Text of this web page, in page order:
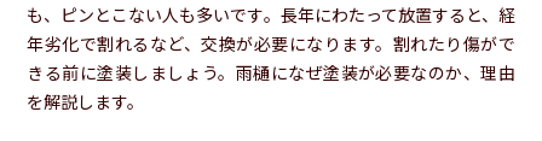
も、ピンとこない人も多いです。長年にわたって放置すると、経
年劣化で割れるなど、交換が必要になります。割れたり傷がで
きる前に塗装しましょう。雨樋になぜ塗装が必要なのか、理由
を解説します。